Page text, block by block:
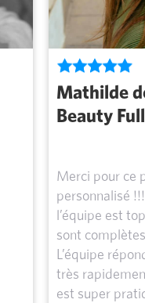
Mathilde
Beauty
Merci pour ce
personnalisé
l’équipe est
sont
L’équipe
très
est super